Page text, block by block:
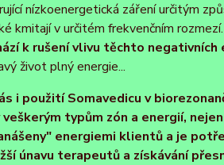
nízkoenergetická záření určitým
kmitají v určitém frekvenčním rozmezí.
k rušení vlivu těchto
život plný energie...
i použití Somavedicu v
typům zón a energií,
energiemi klientů a je
únavu terapeutů a získávání